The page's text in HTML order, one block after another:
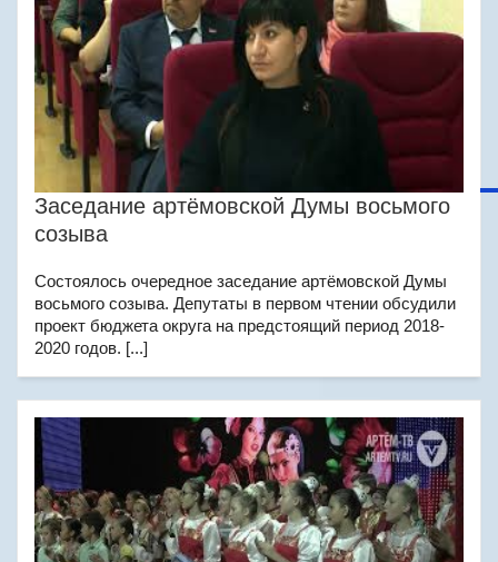
Заседание артёмовской Думы восьмого
созыва
Состоялось очередное заседание артёмовской Думы
восьмого созыва. Депутаты в первом чтении обсудили
проект бюджета округа на предстоящий период 2018-
2020 годов. [...]